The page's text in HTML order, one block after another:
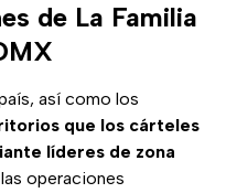
de La Familia
así como los
que los cárteles
líderes de zona
operaciones